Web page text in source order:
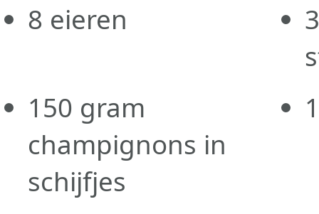
8 eieren
150 gram
champignons in
schijfjes